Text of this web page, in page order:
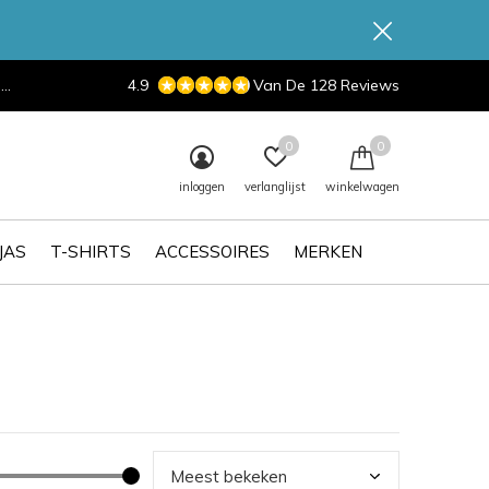
T-SHIRTS ACCESSOIRES MERKEN
inloggen verlanglijst
0
winkelwagen
0
4.9 Van De 128 Reviews